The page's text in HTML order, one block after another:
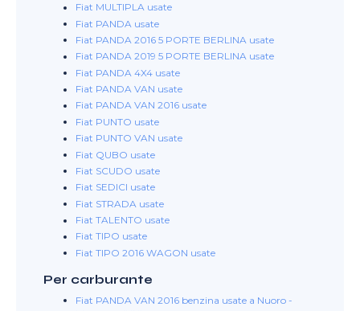
Fiat MULTIPLA usate
Fiat PANDA usate
Fiat PANDA 2016 5 PORTE BERLINA usate
Fiat PANDA 2019 5 PORTE BERLINA usate
Fiat PANDA 4X4 usate
Fiat PANDA VAN usate
Fiat PANDA VAN 2016 usate
Fiat PUNTO usate
Fiat PUNTO VAN usate
Fiat QUBO usate
Fiat SCUDO usate
Fiat SEDICI usate
Fiat STRADA usate
Fiat TALENTO usate
Fiat TIPO usate
Fiat TIPO 2016 WAGON usate
Per carburante
Fiat PANDA VAN 2016 benzina usate a Nuoro -